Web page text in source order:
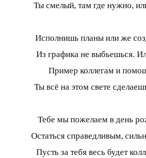
Ты смелый, там где нужно,
Исполнишь планы или же
Из графика не выбьешься.
Пример коллегам и
Ты всё на этом свете
Тебе мы пожелаем в день
Остаться справедливым,
Пусть за тебя весь будет